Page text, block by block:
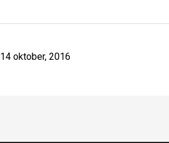
14 oktober, 2016